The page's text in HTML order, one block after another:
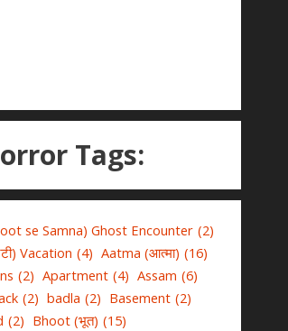
Tags:
se Samna) Ghost Encounter (2)
Vacation (4) Aatma (आत्मा) (16)
(2) Apartment (4) Assam (6)
(2) badla (2) Basement (2)
(2) Bhoot (भूत) (15)